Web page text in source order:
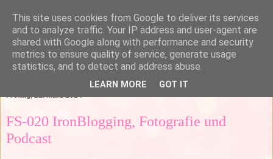
Freitag, 21. März 2014
FS-020 IronBlogging, Fotografie und
Podcast
This site uses cookies from Google to deliver its services
and to analyze traffic. Your IP address and user-agent are
shared with Google along with performance and security
metrics to ensure quality of service, generate usage
statistics, and to detect and address abuse.
LEARN MORE GOT IT